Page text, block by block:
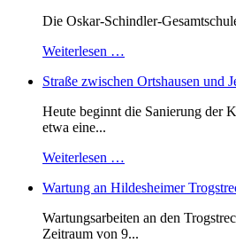
Die Oskar-Schindler-
Weiterlesen …
Straße zwischen Ortshausen und
Heute beginnt die Sanierung der
etwa eine...
Weiterlesen …
Wartung an Hildesheimer
Wartungsarbeiten an den
Zeitraum von 9...